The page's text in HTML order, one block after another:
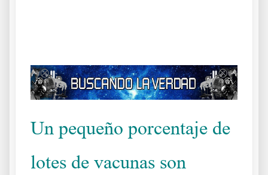
Un pequeño porcentaje de
lotes de vacunas son